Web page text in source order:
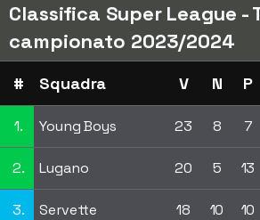
Classifica Super League -
campionato 2023/2024
# Squadra V N P
1. Young Boys 23 8 7
2. Lugano 20 5 13
3. Servette 18 10 10